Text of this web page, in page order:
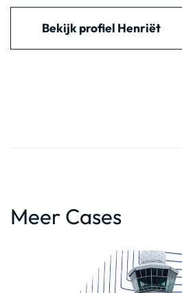
Bekijk profiel Henriët
Meer Cases